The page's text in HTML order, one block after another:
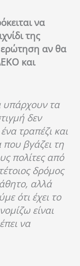
να
της
αν θα
και
υπάρχουν τα
δεν
τραπέζι και
που βγάζει τη
πολίτες από
δρόμος
αλλά
ότι έχει το
είναι
να